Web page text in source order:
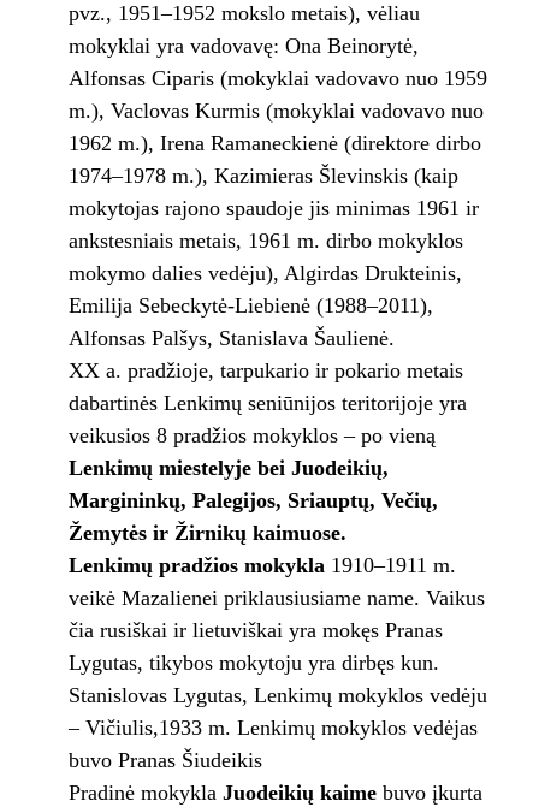
pvz., 1951–1952 mokslo metais), vėliau
mokyklai yra vadovavę: Ona Beinorytė,
Alfonsas Ciparis (mokyklai vadovavo nuo 1959
m.), Vaclovas Kurmis (mokyklai vadovavo nuo
1962 m.), Irena Ramaneckienė (direktore dirbo
1974–1978 m.), Kazimieras Šlevinskis (kaip
mokytojas rajono spaudoje jis minimas 1961 ir
ankstesniais metais, 1961 m. dirbo mokyklos
mokymo dalies vedėju), Algirdas Drukteinis,
Emilija Sebeckytė-Liebienė (1988–2011),
Alfonsas Palšys, Stanislava Šaulienė.
XX a. pradžioje, tarpukario ir pokario metais
dabartinės Lenkimų seniūnijos teritorijoje yra
veikusios 8 pradžios mokyklos – po vieną
Lenkimų miestelyje bei Juodeikių,
Margininkų, Palegijos, Sriauptų, Večių,
Žemytės ir Žirnikų kaimuose.
Lenkimų pradžios mokykla1910–1911 m.
veikė Mazalienei priklausiusiame name. Vaikus
čia rusiškai ir lietuviškai yra mokęs Pranas
Lygutas, tikybos mokytoju yra dirbęs kun.
Stanislovas Lygutas, Lenkimų mokyklos vedėju
– Vičiulis,1933 m. Lenkimų mokyklos vedėjas
buvo Pranas Šiudeikis
Pradinė mokykla Juodeikių kaimebuvo įkurta